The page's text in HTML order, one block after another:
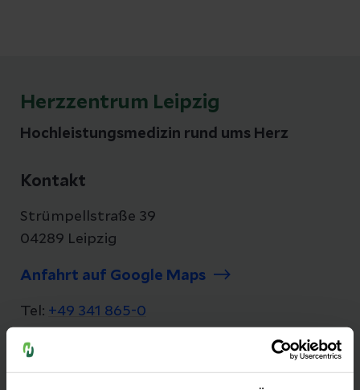
Herzzentrum Leipzig
Hochleistungsmedizin rund ums Herz
Kontakt
Strümpellstraße 39
04289 Leipzig
Anfahrt auf Google Maps
Tel: +49 341 865-0
Fax: +49 341 865-1405